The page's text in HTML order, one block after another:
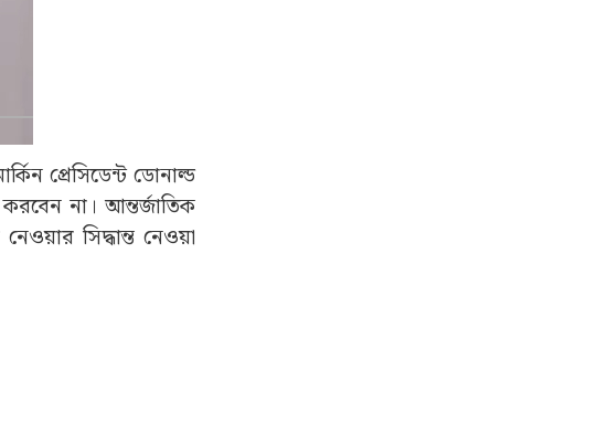
প্রেসিডেন্ট ডোনাল্ড
না। আন্তর্জাতিক
সিদ্ধান্ত নেওয়া